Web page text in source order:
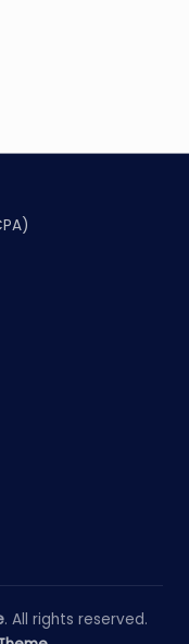
. All rights reserved.